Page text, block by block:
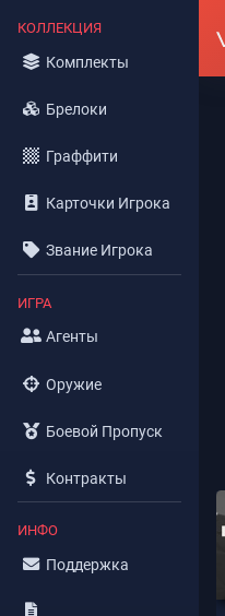
КОЛЛЕКЦИЯ
Комплекты
Брелоки
Граффити
Карточки Игрока
Звание Игрока
ИГРА
Агенты
Оружие
Боевой Пропуск
Контракты
ИНФО
Поддержка